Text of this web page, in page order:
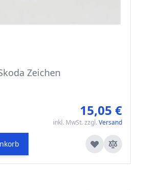
Zeichen
15,05 €
inkl. MwSt. zzgl. Versand